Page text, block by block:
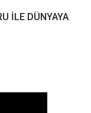
İLE DÜNYAYA